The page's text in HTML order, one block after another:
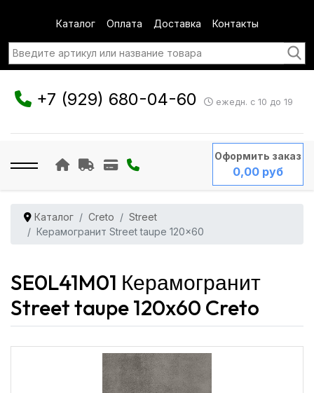
Каталог Оплата Доставка Контакты
+7 (929) 680-04-60 ежедн. с 10 до 19
Оформить заказ
0,00 руб
Каталог Creto
Street
Керамогранит Street taupe 120x60
SE0L41M01 Керамогранит
Street taupe 120x60 Creto